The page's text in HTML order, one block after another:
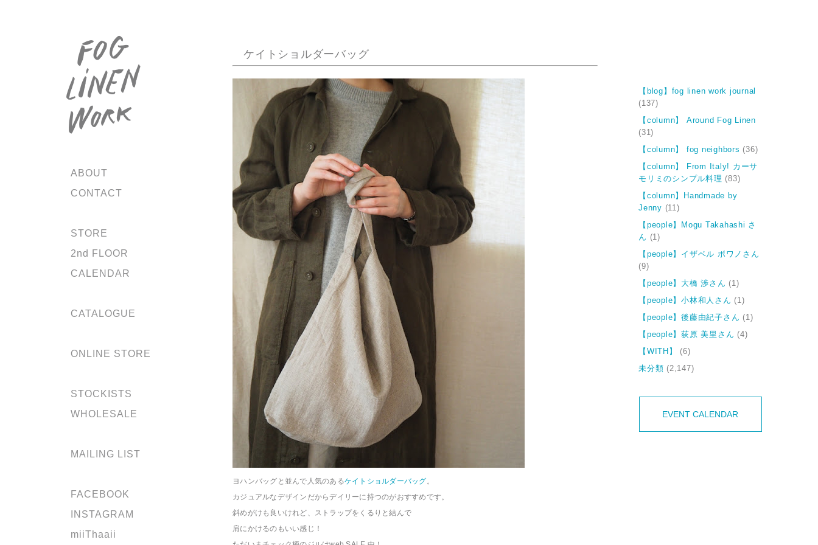
ABOUT
CONTACT
STORE
2nd FLOOR
CALENDAR
CATALOGUE
ONLINE STORE
STOCKISTS
WHOLESALE
MAILING LIST
FACEBOOK
INSTAGRAM
miiThaaii
ケイトショルダーバッグ
ヨハンバッグと並んで人気のあるケイトショルダーバッグ。
カジュアルなデザインだからデイリーに持つのがおすすめです。
斜めがけも良いけれど、ストラップをくるりと結んで
肩にかけるのもいい感じ！
【blog】fog linen work journal
(137)
【column】 Around Fog Linen
(31)
【column】 fog neighbors (36)
【column】 From Italy! カーサ
モリミのシンプル料理 (83)
【column】Handmade by
Jenny (11)
【people】Mogu Takahashi さ
ん (1)
【people】イザベル ボワノさん
(9)
【people】大橋 渉さん (1)
【people】小林和人さん (1)
【people】後藤由紀子さん (1)
【people】荻原 美里さん (4)
【WITH】
(6)
未分類 (2,147)
EVENT CALENDAR